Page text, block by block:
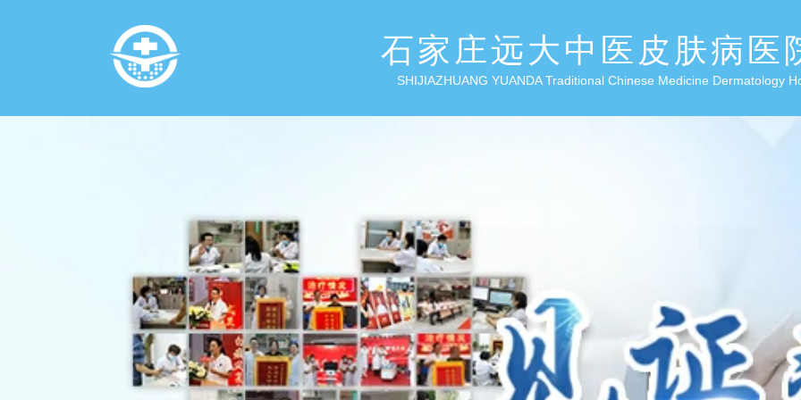
石家庄远大中医皮肤病医
SHIJIAZHUANG YUANDA Traditional Chinese Medicine Dermatology